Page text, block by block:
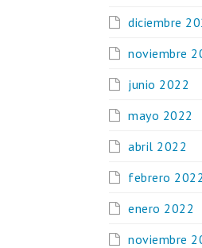
diciembre
noviembre
junio 2022
mayo 2022
abril 2022
febrero 2022
enero 2022
noviembre